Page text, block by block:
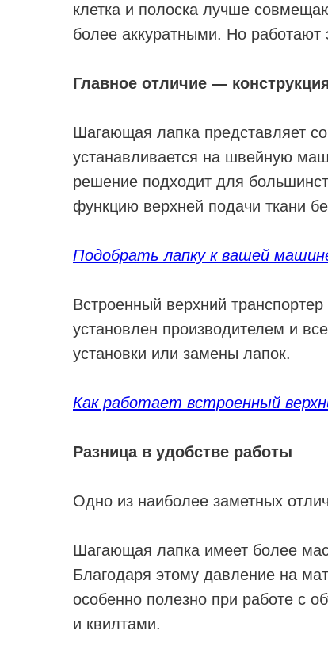
клетка и полоска лучше
более аккуратными. Но работают
Главное отличие —
Шагающая лапка представляет
устанавливается на швейную
решение подходит для
функцию верхней подачи ткани
Подобрать лапку к вашей
Встроенный верхний
установлен производителем и
установки или замены лапок.
Как работает встроенный
Разница в удобстве работы
Одно из наиболее заметных
Шагающая лапка имеет более
Благодаря этому давление на
особенно полезно при работе с
и квилтами.